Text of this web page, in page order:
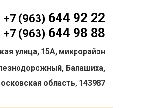
+7 (963) 644 92 22
+7 (963) 644 98 88
улица, 15А, микрорайон
Балашиха,
область, 143987